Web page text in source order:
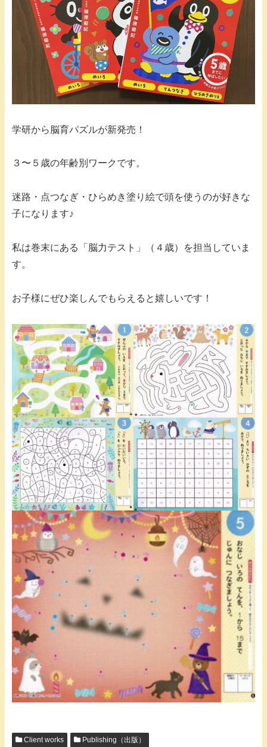
学研から脳育パズルが新発売！
３〜５歳の年齢別ワークです。
迷路・点つなぎ・ひらめき塗り絵で頭を使うのが好きな
子になります♪
私は巻末にある「脳力テスト」（４歳）を担当していま
す。
お子様にぜひ楽しんでもらえると嬉しいです！
Client works Publishing（出版）